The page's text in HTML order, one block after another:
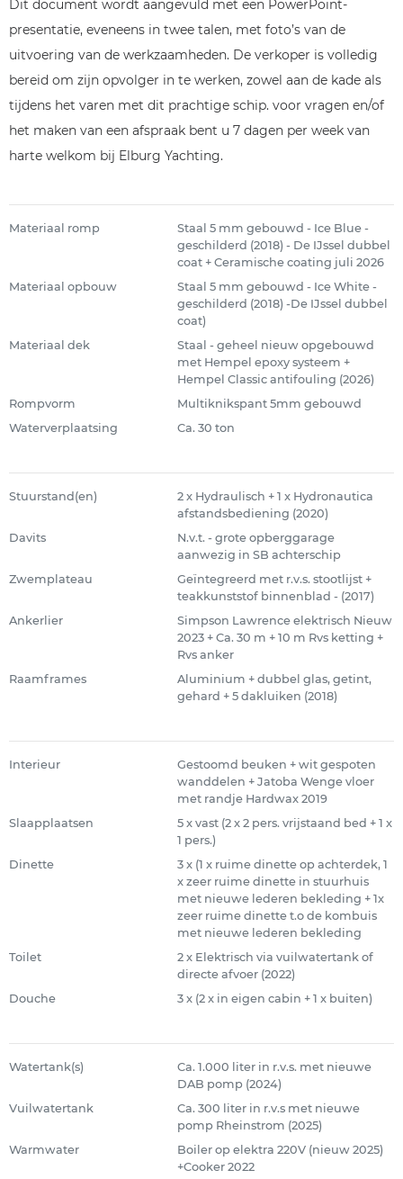
Dit document wordt aangevuld met een PowerPoint-
presentatie, eveneens in twee talen, met foto’s van de
uitvoering van de werkzaamheden. De verkoper is volledig
bereid om zijn opvolger in te werken, zowel aan de kade als
tijdens het varen met dit prachtige schip. voor vragen en/of
het maken van een afspraak bent u 7 dagen per week van
harte welkom bij Elburg Yachting.
Materiaal romp
Staal 5 mm gebouwd - Ice Blue -
geschilderd (2018) - De IJssel dubbel
coat + Ceramische coating juli 2026
Materiaal opbouw
Staal 5 mm gebouwd - Ice White -
geschilderd (2018) -De IJssel dubbel
coat)
Materiaal dek
Staal - geheel nieuw opgebouwd
met Hempel epoxy systeem +
Hempel Classic antifouling (2026)
Rompvorm
Multiknikspant 5mm gebouwd
Waterverplaatsing
Ca. 30 ton
Stuurstand(en)
2 x Hydraulisch + 1 x Hydronautica
afstandsbediening (2020)
Davits
N.v.t. - grote opberggarage
aanwezig in SB achterschip
Zwemplateau
Geïntegreerd met r.v.s. stootlijst +
teakkunststof binnenblad - (2017)
Ankerlier
Simpson Lawrence elektrisch Nieuw
2023 + Ca. 30 m + 10 m Rvs ketting +
Rvs anker
Raamframes
Aluminium + dubbel glas, getint,
gehard + 5 dakluiken (2018)
Interieur
Gestoomd beuken + wit gespoten
wanddelen + Jatoba Wenge vloer
met randje Hardwax 2019
Slaapplaatsen
5 x vast (2 x 2 pers. vrijstaand bed + 1 x
1 pers.)
Dinette
3 x (1 x ruime dinette op achterdek, 1
x zeer ruime dinette in stuurhuis
met nieuwe lederen bekleding + 1x
zeer ruime dinette t.o de kombuis
met nieuwe lederen bekleding
Toilet
2 x Elektrisch via vuilwatertank of
directe afvoer (2022)
Douche
3 x (2 x in eigen cabin + 1 x buiten)
Watertank(s)
Ca. 1.000 liter in r.v.s. met nieuwe
DAB pomp (2024)
Vuilwatertank
Ca. 300 liter in r.v.s met nieuwe
pomp Rheinstrom (2025)
Warmwater
Boiler op elektra 220V (nieuw 2025)
+Cooker 2022